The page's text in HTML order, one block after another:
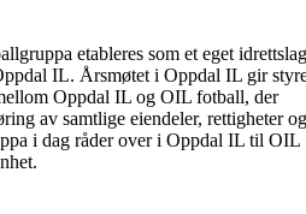
etableres som et eget idrettslag
IL. Årsmøtet i Oppdal IL gir
Oppdal IL og OIL fotball, der
av samtlige eiendeler, rettigheter og
i dag råder over i Oppdal IL til OIL